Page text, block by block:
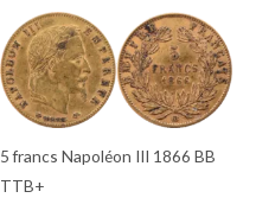
5 francs Napoléon III 1866 BB
TTB+